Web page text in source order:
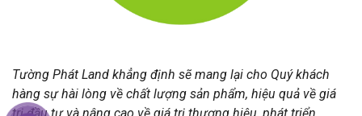
Tường Phát Land khẳng định sẽ mang lại cho Quý khách
hàng sự hài lòng về chất lượng sản phẩm, hiệu quả về giá